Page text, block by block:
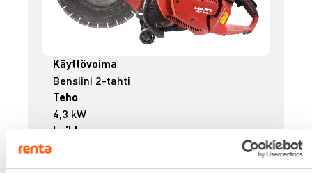
Käyttövoima
Bensiini 2-tahti
Teho
4,3 kW
Leikkuusyvyys